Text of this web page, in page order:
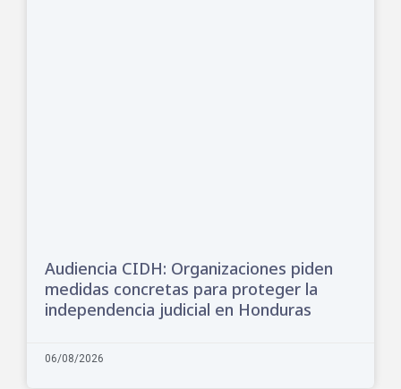
Audiencia CIDH: Organizaciones piden
medidas concretas para proteger la
independencia judicial en Honduras
06/08/2026